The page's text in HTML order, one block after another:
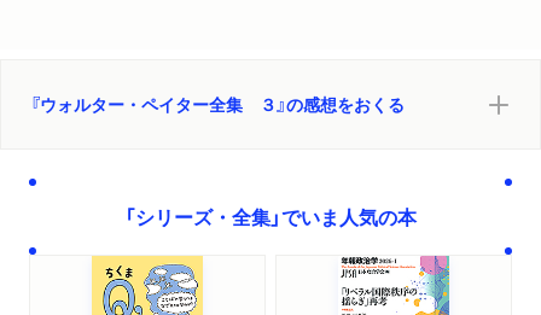
『ウォルター・ペイター全集 ３』の感想をおくる
「シリーズ・全集」でいま人気の本